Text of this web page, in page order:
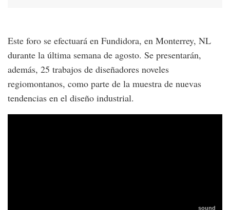
Este foro se efectuará en Fundidora, en Monterrey, NL
durante la última semana de agosto. Se presentarán,
además, 25 trabajos de diseñadores noveles
regiomontanos, como parte de la muestra de nuevas
tendencias en el diseño industrial.